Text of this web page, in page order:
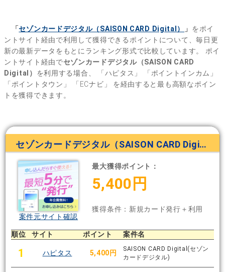
「セゾンカードデジタル（SAISON CARD Digital） 」 をポイ
ントサイト経由で利用して獲得できるポイントについて、毎日更
新の最新データをもとにランキング形式で比較しています。 ポイ
ントサイト経由でセゾンカードデジタル（SAISON CARD
Digital） を利用する場合、 「ハピタス」
「ポイントインカム」
「ポイントタウン」
「ECナビ」
を経由すると最も高額なポイン
トを獲得できます。
セゾンカードデジタル（SAISON CARD Digital）
案件元サイト確認
最大獲得ポイント：
5,400円
獲得条件：新規カード発行＋利用
順位 サイト ポイント 案件名
1 ハピタス 5,400円
SAISON CARD Digital(セゾン
カードデジタル)